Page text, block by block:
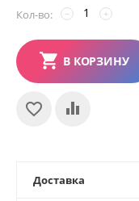
Кол-во:
+
−
В КОРЗИНУ
Доставка